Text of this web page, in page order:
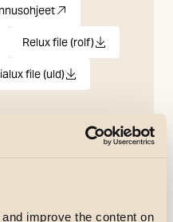
improve the content on
pdf
(Avautuu uuteen välilehteen)
uuteen välilehteen)
Relux file (rolf)
rolf
file (uld)
uld